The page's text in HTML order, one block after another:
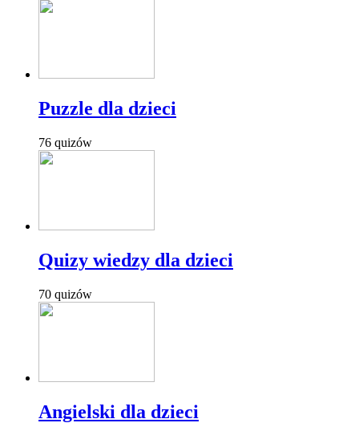
Puzzle dla dzieci
76 quizów
Quizy wiedzy dla dzieci
70 quizów
Angielski dla dzieci